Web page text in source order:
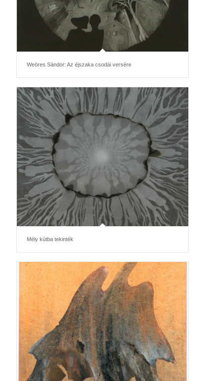
Weöres Sándor: Az éjszaka csodái versére
Mély kútba tekinték